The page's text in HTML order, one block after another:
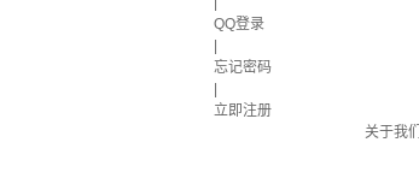
QQ登录
忘记密码
立即注册
关于我们